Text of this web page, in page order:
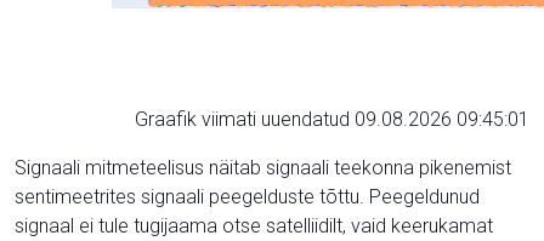
Graafik viimati uuendatud 09.08.2026 09:45:01
Signaali mitmeteelisus näitab signaali teekonna pikenemist
sentimeetrites signaali peegelduste tõttu. Peegeldunud
signaal ei tule tugijaama otse satelliidilt, vaid keerukamat